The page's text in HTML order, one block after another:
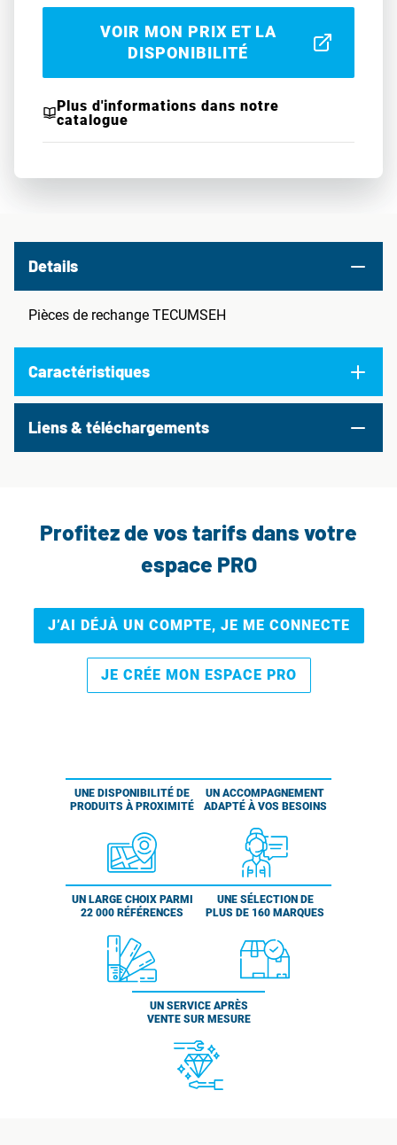
VOIR MON PRIX ET LA
DISPONIBILITÉ
Plus d'informations dans notre
catalogue
Details
Pièces de rechange TECUMSEH
Caractéristiques
Liens & téléchargements
Profitez de vos tarifs dans votre
espace PRO
J’AI DÉJÀ UN COMPTE, JE ME CONNECTE
JE CRÉE MON ESPACE PRO
UNE DISPONIBILITÉ DE
PRODUITS À PROXIMITÉ
UN ACCOMPAGNEMENT
ADAPTÉ À VOS BESOINS
UN LARGE CHOIX PARMI
22 000 RÉFÉRENCES
UNE SÉLECTION DE
PLUS DE 160 MARQUES
UN SERVICE APRÈS
VENTE SUR MESURE